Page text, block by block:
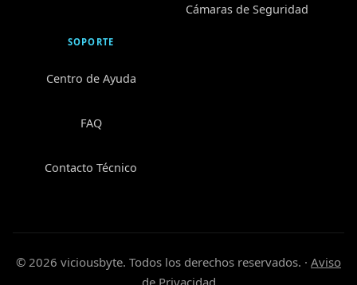
Cámaras de Seguridad
SOPORTE
Centro de Ayuda
FAQ
Contacto Técnico
© 2026 viciousbyte. Todos los derechos reservados. · Aviso